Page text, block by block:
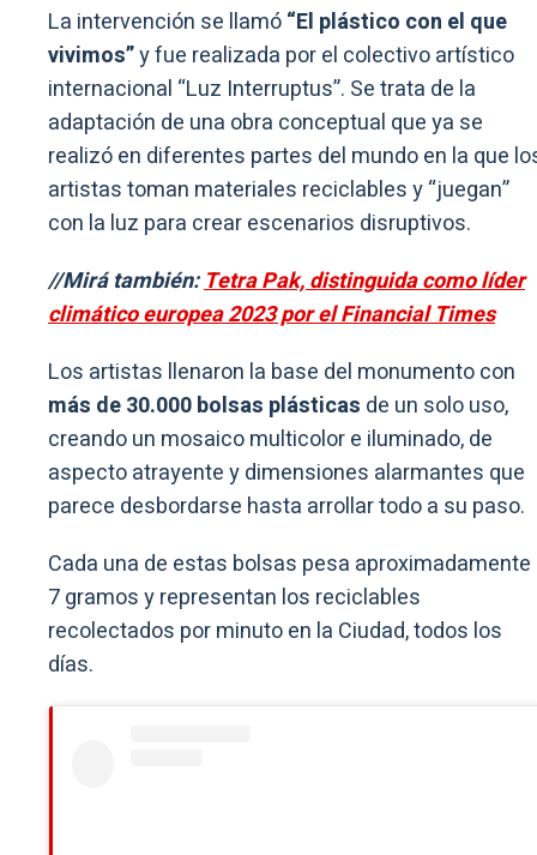
La intervención se llamó“El plástico con el que
vivimos”y fue realizada por el colectivo artístico
internacional “Luz Interruptus”. Se trata de la
adaptación de una obra conceptual que ya se
realizó en diferentes partes del mundo en la que
artistas toman materiales reciclables y “juegan”
con la luz para crear escenarios disruptivos.
//Mirá también:Tetra Pak, distinguida como líder
climático europea 2023 por el Financial Times
Los artistas llenaron la base del monumento con
más de 30.000 bolsas plásticas de un solo uso,
creando un mosaico multicolor e iluminado, de
aspecto atrayente y dimensiones alarmantes que
parece desbordarse hasta arrollar todo a su paso.
Cada una de estas bolsas pesa aproximadamente
7 gramos y representan los reciclables
recolectados por minuto en la Ciudad, todos los
días.